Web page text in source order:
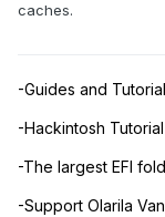
caches.
-Guides and
-Hackintosh
-The largest EFI
-Support Olarila